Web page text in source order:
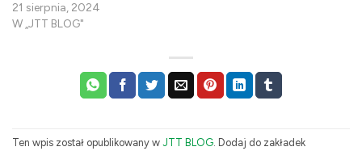
21 sierpnia, 2024
W „JTT BLOG"
Ten wpis został opublikowany w JTT BLOG . Dodaj do zakładek